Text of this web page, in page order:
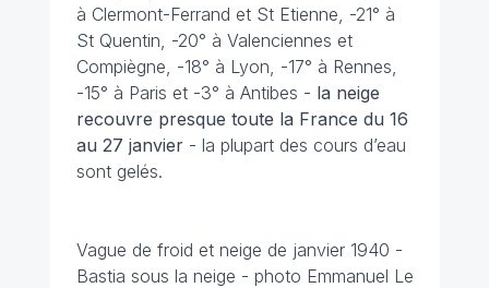
à Clermont-Ferrand et St Etienne, -21° à
St Quentin, -20° à Valenciennes et
Compiègne, -18° à Lyon, -17° à Rennes,
-15° à Paris et -3° à Antibes - la neige
recouvre presque toute la France du 16
au 27 janvier - la plupart des cours d’eau
sont gelés.
Vague de froid et neige de janvier 1940 -
Bastia sous la neige - photo Emmanuel Le